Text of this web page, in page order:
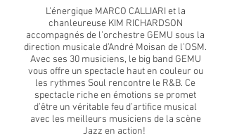
L’énergique MARCO CALLIARI et la
chanleureuse KIM RICHARDSON
accompagnés de l’orchestre GEMU sous la
direction musicale d’André Moisan de l’OSM.
Avec ses 30 musiciens, le big band GEMU
vous offre un spectacle haut en couleur ou
les rythmes Soul rencontre le R&B. Ce
spectacle riche en émotions se promet
d’être un véritable feu d’artifice musical
avec les meilleurs musiciens de la scène
Jazz en action!